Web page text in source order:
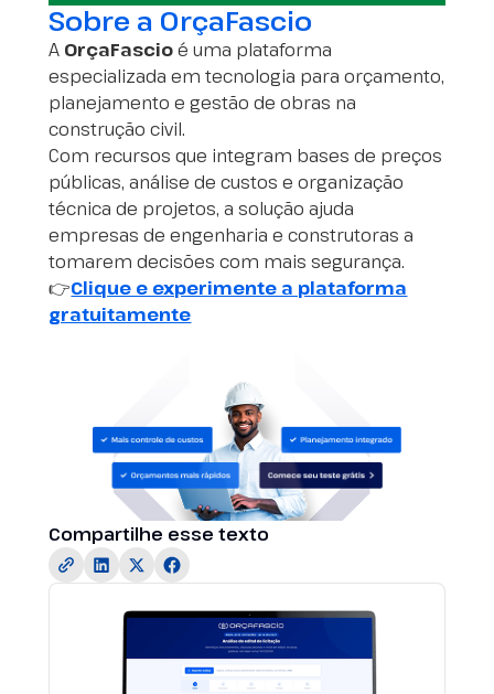
Sobre a OrçaFascio
A OrçaFascioé uma plataforma
especializada em tecnologia para orçamento,
planejamento e gestão de obras na
construção civil.
Com recursos que integram bases de preços
públicas, análise de custos e organização
técnica de projetos, a solução ajuda
empresas de engenharia e construtoras a
tomarem decisões com mais segurança.
👉Clique e experimente a plataforma
gratuitamente
Compartilhe esse texto